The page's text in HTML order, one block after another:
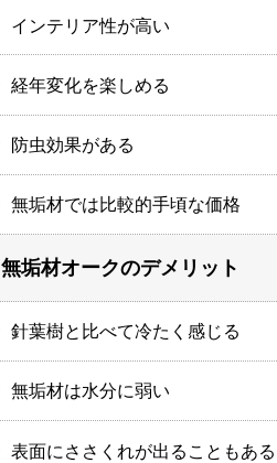
インテリア性が高い
経年変化を楽しめる
防虫効果がある
無垢材では比較的手頃な価格
無垢材オークのデメリット
針葉樹と比べて冷たく感じる
無垢材は水分に弱い
表面にささくれが出ることもある